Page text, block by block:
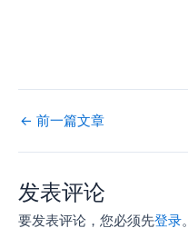
← 前一篇文章
发表评论
要发表评论，您必须先登录。